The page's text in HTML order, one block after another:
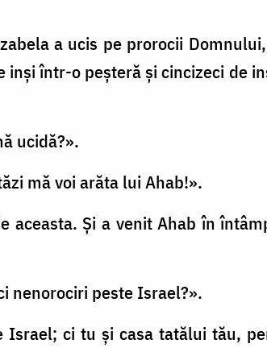
a ucis pe prorocii
într-o peşteră şi cincizeci de
ucidă?».
mă voi arăta lui Ahab!».
aceasta. Şi a venit Ahab în
nenorociri peste Israel?».
ci tu şi casa tatălui tău,